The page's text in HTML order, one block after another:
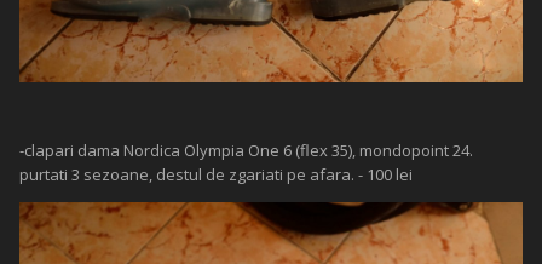
-clapari dama Nordica Olympia One 6 (flex 35), mondopoint 24.
purtati 3 sezoane, destul de zgariati pe afara. - 100 lei